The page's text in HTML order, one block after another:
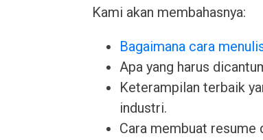
Kami akan membahasnya:
Bagaimana cara
Apa yang harus
Keterampilan terbaik
industri.
Cara membuat